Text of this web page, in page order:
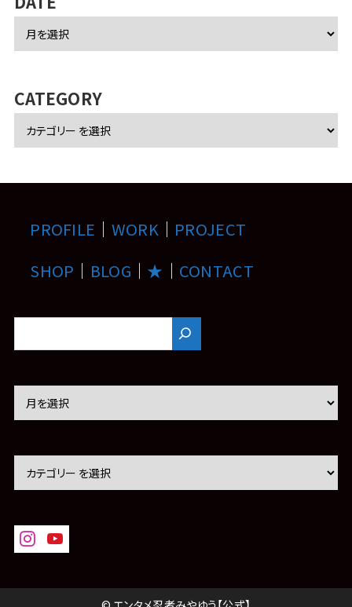
カ
ブ
CATEGORY
PROFILE ｜ WORK ｜ PROJECT
SHOP ｜ BLOG ｜ ★ ｜ CONTACT
カ
ブ